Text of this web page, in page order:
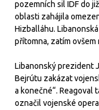
pozemních sil IDF do
oblasti zahájila
Hizballáhu.
přítomna, zatím
Libanonský prezident
Bejrútu zakázat
a konečné“. Reagoval
označil vojenské